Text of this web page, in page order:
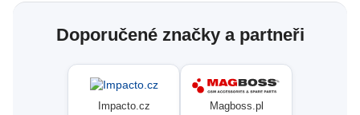
Doporučené značky a partneři
Impacto.cz Magboss.pl